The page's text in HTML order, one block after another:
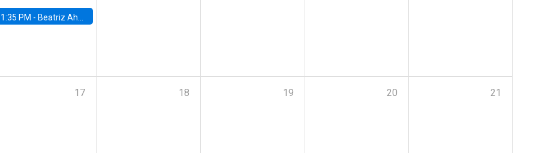
1:35 PM - Beatriz Ahumada, PhD candidate, Universidad de Pittsburgh
17 18 19 20 21